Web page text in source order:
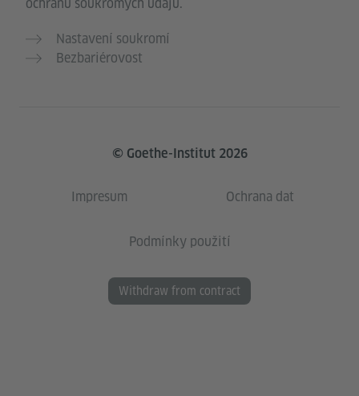
ochranu soukromých údajů.
Nastavení soukromí
Bezbariérovost
© Goethe-Institut 2026
Impresum Ochrana dat
Podmínky použití
Withdraw from contract